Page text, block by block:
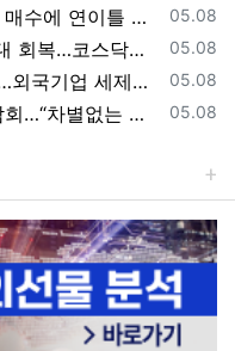
등록일
05.08
상승…2745.05 마감
등록일
05.08
닥은 강보합(종합)
등록일
05.08
세제혜택 등 논의
등록일
05.08
는 공정과세 약속”